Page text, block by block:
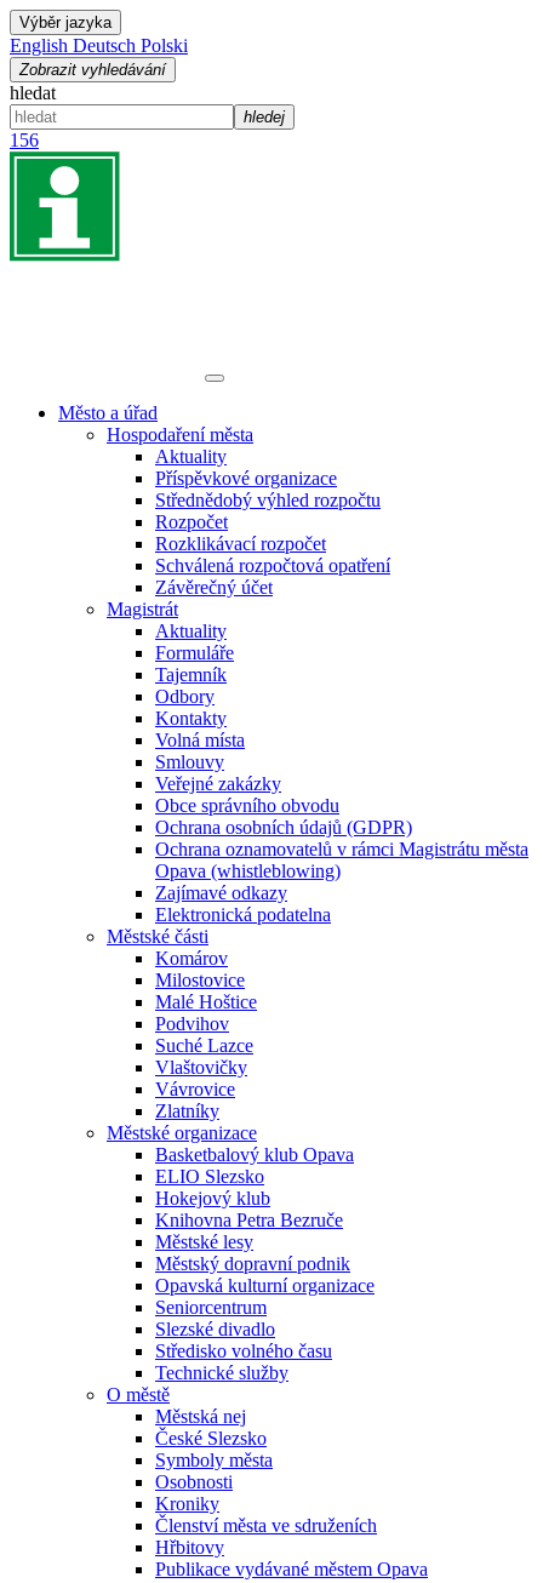
Výběr jazyka
English Deutsch Polski
Zobrazit vyhledávání
hledat
hledej
156
Město a úřad
Hospodaření města
Aktuality
Příspěvkové organizace
Střednědobý výhled rozpočtu
Rozpočet
Rozklikávací rozpočet
Schválená rozpočtová opatření
Závěrečný účet
Magistrát
Aktuality
Formuláře
Tajemník
Odbory
Kontakty
Volná místa
Smlouvy
Veřejné zakázky
Obce správního obvodu
Ochrana osobních údajů (GDPR)
Ochrana oznamovatelů v rámci Magistrátu města
Opava (whistleblowing)
Zajímavé odkazy
Elektronická podatelna
Městské části
Komárov
Milostovice
Malé Hoštice
Podvihov
Suché Lazce
Vlaštovičky
Vávrovice
Zlatníky
Městské organizace
Basketbalový klub Opava
ELIO Slezsko
Hokejový klub
Knihovna Petra Bezruče
Městské lesy
Městský dopravní podnik
Opavská kulturní organizace
Seniorcentrum
Slezské divadlo
Středisko volného času
Technické služby
O městě
Městská nej
České Slezsko
Symboly města
Osobnosti
Kroniky
Členství města ve sdruženích
Hřbitovy
Publikace vydávané městem Opava